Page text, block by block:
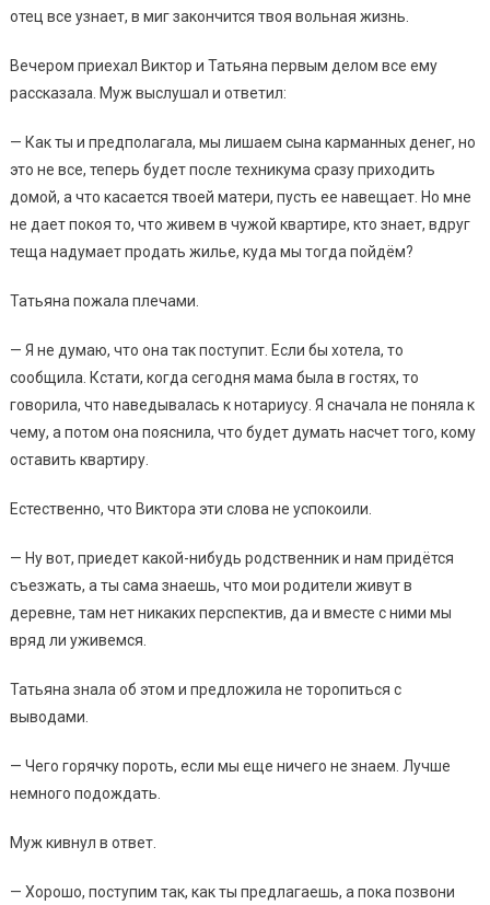
отец все узнает, в миг закончится твоя вольная жизнь.
Вечером приехал Виктор и Татьяна первым делом все ему
рассказала. Муж выслушал и ответил:
— Как ты и предполагала, мы лишаем сына карманных денег, но
это не все, теперь будет после техникума сразу приходить
домой, а что касается твоей матери, пусть ее навещает. Но мне
не дает покоя то, что живем в чужой квартире, кто знает, вдруг
теща надумает продать жилье, куда мы тогда пойдём?
Татьяна пожала плечами.
— Я не думаю, что она так поступит. Если бы хотела, то
сообщила. Кстати, когда сегодня мама была в гостях, то
говорила, что наведывалась к нотариусу. Я сначала не поняла к
чему, а потом она пояснила, что будет думать насчет того, кому
оставить квартиру.
Естественно, что Виктора эти слова не успокоили.
— Ну вот, приедет какой-нибудь родственник и нам придётся
съезжать, а ты сама знаешь, что мои родители живут в
деревне, там нет никаких перспектив, да и вместе с ними мы
вряд ли уживемся.
Татьяна знала об этом и предложила не торопиться с
выводами.
— Чего горячку пороть, если мы еще ничего не знаем. Лучше
немного подождать.
Муж кивнул в ответ.
— Хорошо, поступим так, как ты предлагаешь, а пока позвони